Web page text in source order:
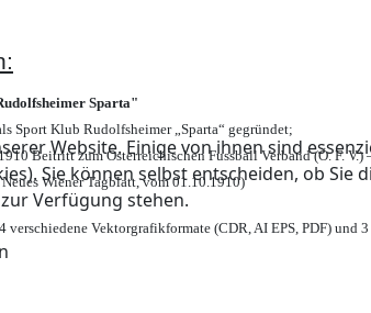
Website. Einige von ihnen sind
Sie können selbst entscheiden, ob
Verfügung stehen.
Sparta"
Sport Klub Rudolfsheimer „Sparta“ gegründet;
Beitritt zum Österreichischen Fussball Verband (Ö. F.
Wiener Tagblatt, vom 01.10.1910)
Vektorgrafikformate (CDR, AI EPS, PDF) und